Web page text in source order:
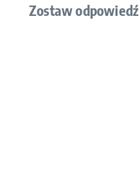
Zostaw odpowiedź